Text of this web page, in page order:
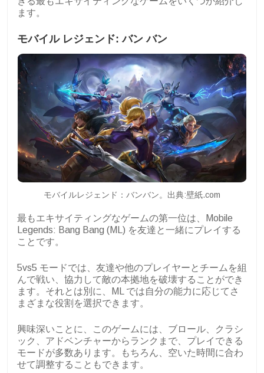
ます。
モバイル レジェンド: バン バン
モバイルレジェンド：バンバン。出典:壁紙.com
最もエキサイティングなゲームの第一位は、Mobile
Legends: Bang Bang (ML) を友達と一緒にプレイする
ことです。
5vs5 モードでは、友達や他のプレイヤーとチームを組
んで戦い、協力して敵の本拠地を破壊することができ
ます。それとは別に、ML では自分の能力に応じてさ
まざまな役割を選択できます。
興味深いことに、このゲームには、ブロール、クラシ
ック、アドベンチャーからランクまで、プレイできる
モードが多数あります。もちろん、空いた時間に合わ
せて調整することもできます。